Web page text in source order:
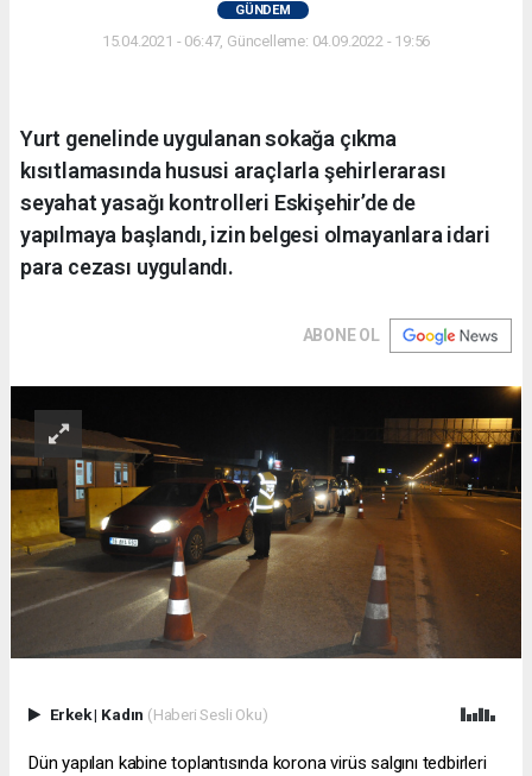
GÜNDEM
15.04.2021 - 06:47, Güncelleme: 04.09.2022 - 19:56
Yurt genelinde uygulanan sokağa çıkma
kısıtlamasında hususi araçlarla şehirlerarası
seyahat yasağı kontrolleri Eskişehir’de de
yapılmaya başlandı, izin belgesi olmayanlara idari
para cezası uygulandı.
ABONE OL
Erkek| Kadın (Haberi Sesli Oku)
Dün yapılan kabine toplantısında korona virüs salgını tedbirleri